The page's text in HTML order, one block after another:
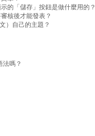
的「儲存」按鈕是做什麼用的？
核後才能發表？
）自己的主題？
法嗎？